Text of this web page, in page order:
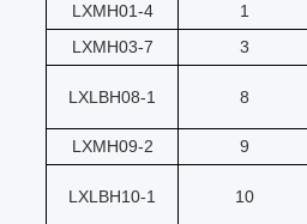
LXMH01-4
1
LXMH03-7
3
LXLBH08-1 8
LXMH09-2
9
LXLBH10-1 10